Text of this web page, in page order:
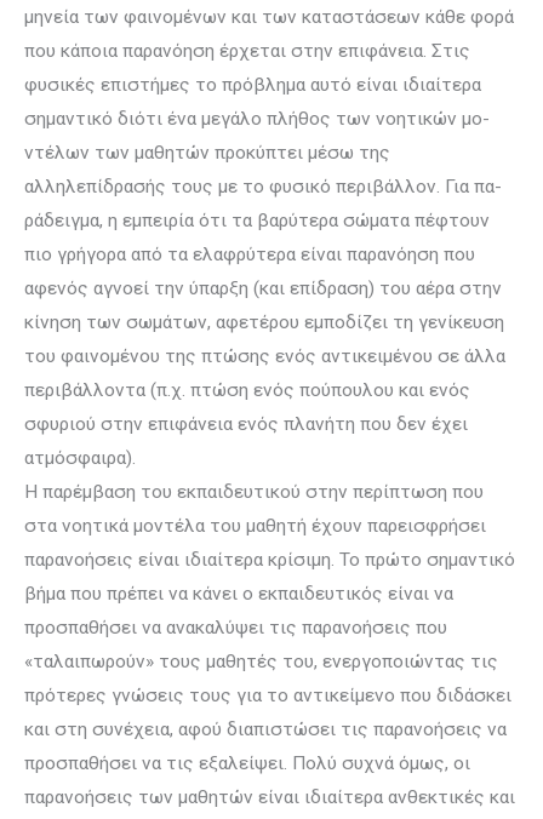
μηνεία των φαινομένων και των καταστάσεων κάθε φορά
που κάποια πα­ρα­νό­ηση έρχεται στην επιφάνεια. Στις
φυσικές επιστήμες το πρόβλημα αυτό εί­ναι ιδιαίτερα
σημαντικό διότι ένα μεγάλο πλήθος των νοητικών μο­
ντέ­λων των μαθητών προ­κύ­πτει μέσω της
αλληλεπίδρασής τους με το φυσικό περιβάλλον. Για πα­
ράδειγ­μα, η εμπειρία ότι τα βαρύτερα σώματα πέφτουν
πιο γρήγορα από τα ε­λαφρύ­τε­ρα είναι παρανόηση που
αφενός αγνοεί την ύπαρξη (και επίδραση) του αέρα στην
κίνηση των σωμάτων, αφετέρου εμποδίζει τη γενίκευση
του φαι­νομένου της πτώσης ενός αντικειμένου σε άλλα
περιβάλλοντα (π.χ. πτώση ενός πούπουλου και ενός
σφυριού στην επιφάνεια ενός πλανήτη που δεν έχει
ατμόσφαιρα).
Η παρέμβαση του εκπαιδευτικού στην περίπτωση που
στα νοη­τι­κά μοντέλα του μαθητή έχουν παρεισφρήσει
παρανοήσεις είναι ιδιαίτερα κρίσιμη. Το πρώ­το σημαντικό
βήμα που πρέπει να κάνει ο εκπαιδευτικός είναι να
προσπαθήσει να ανακαλύψει τις παρανοήσεις που
«ταλαιπωρούν» τους μαθητές του, ενερ­γο­ποιώντας τις
πρότερες γνώσεις τους για το αντικεί­μενο που διδάσκει
και στη συνέχεια, αφού διαπιστώσει τις παρανοήσεις να
προσπαθήσει να τις εξαλείψει. Πολύ συχνά όμως, οι
παρανοήσεις των μαθητών είναι ιδιαίτερα ανθεκτικές και